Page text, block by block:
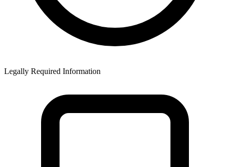
Legally Required Information